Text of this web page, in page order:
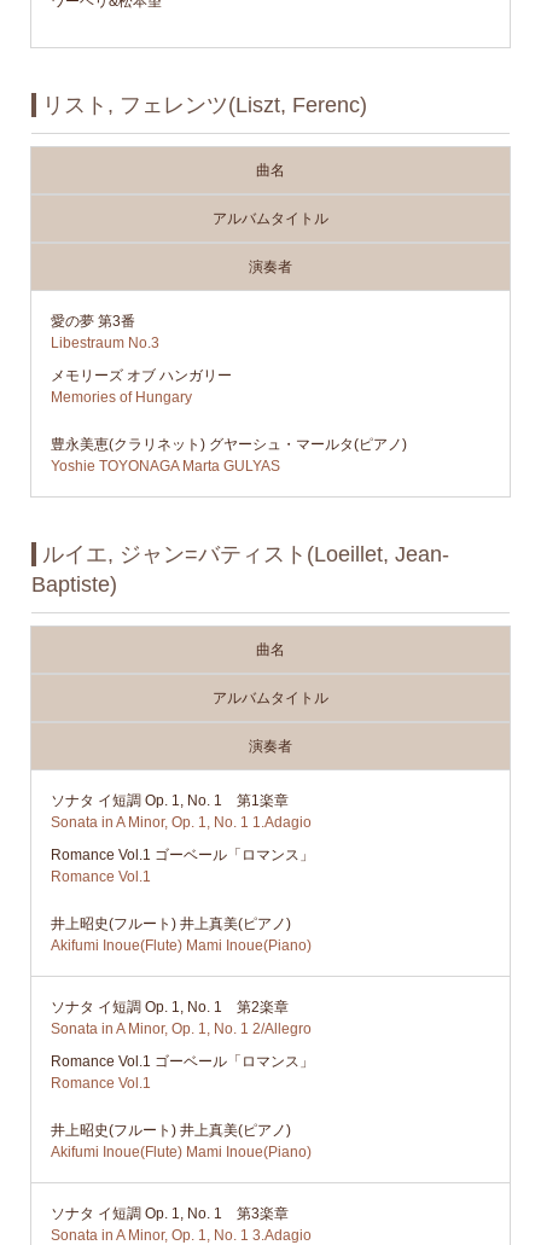
リスト, フェレンツ(Liszt, Ferenc)
曲名
アルバムタイトル
演奏者
愛の夢 第3番
Libestraum No.3
メモリーズ オブ ハンガリー
Memories of Hungary
豊永美恵(クラリネット) グヤーシュ・マールタ(ピアノ)
Yoshie TOYONAGA Marta GULYAS
ルイエ, ジャン=バティスト(Loeillet, Jean-
Baptiste)
曲名
アルバムタイトル
演奏者
ソナタ イ短調 Op. 1, No. 1 第1楽章
Sonata in A Minor, Op. 1, No. 1 1.Adagio
Romance Vol.1 ゴーベール「ロマンス」
Romance Vol.1
井上昭史(フルート) 井上真美(ピアノ)
Akifumi Inoue(Flute) Mami Inoue(Piano)
ソナタ イ短調 Op. 1, No. 1 第2楽章
Sonata in A Minor, Op. 1, No. 1 2/Allegro
Romance Vol.1 ゴーベール「ロマンス」
Romance Vol.1
井上昭史(フルート) 井上真美(ピアノ)
Akifumi Inoue(Flute) Mami Inoue(Piano)
ソナタ イ短調 Op. 1, No. 1 第3楽章
Sonata in A Minor, Op. 1, No. 1 3.Adagio